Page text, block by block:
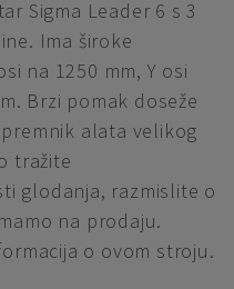
Sigma Leader 6 s 3
Ima široke
na 1250 mm, Y osi
Brzi pomak doseže
alata velikog
tražite
glodanja, razmislite o
na prodaju.
o ovom stroju.